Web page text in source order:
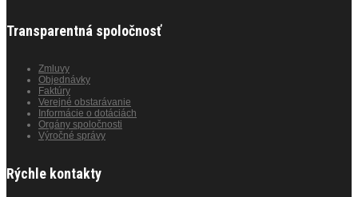
Transparentná spoločnosť
Zmluvy
Objednávky
Faktúry
Verejné obstarávanie
Informácie o dotáciách
Orgány spoločnosti
Výročné správy
Rýchle kontakty